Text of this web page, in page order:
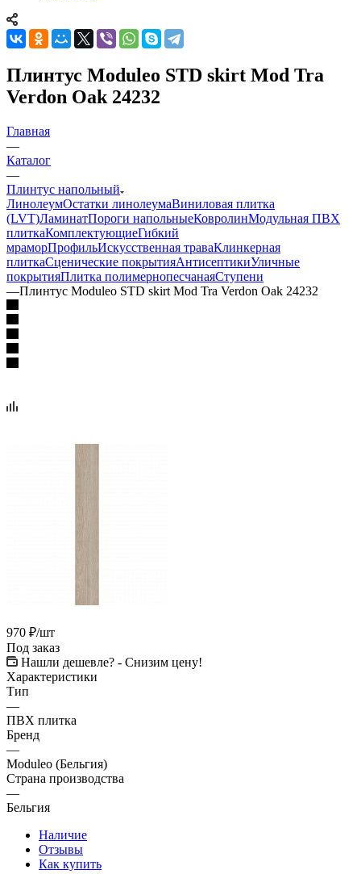
Плинтус Moduleo STD skirt Mod Tra
Verdon Oak 24232
Главная
—
Каталог
—
Плинтус напольный
ЛинолеумОстатки линолеумаВиниловая плитка
(LVT)ЛаминатПороги напольныеКовролинМодульная ПВХ
плиткаКомплектующиеГибкий
мраморПрофильИскусственная траваКлинкерная
плиткаСценические покрытияАнтисептикиУличные
покрытияПлитка полимернопесчанаяСтупени
—Плинтус Moduleo STD skirt Mod Tra Verdon Oak 24232
970 ₽/шт
Под заказ
Нашли дешевле? - Снизим цену!
Характеристики
Тип
—
ПВХ плитка
Бренд
—
Moduleo (Бельгия)
Страна производства
—
Бельгия
Наличие
Отзывы
Как купить